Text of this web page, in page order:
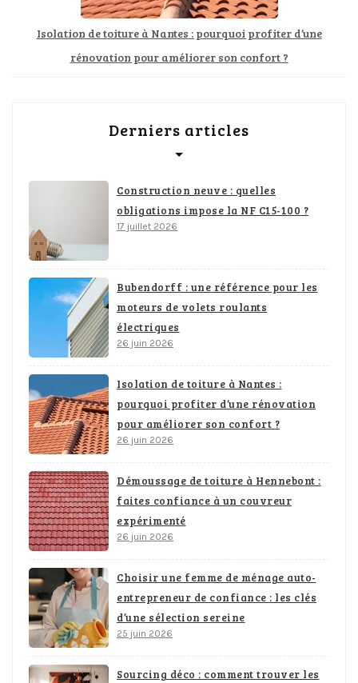
Isolation de toiture à Nantes : pourquoi profiter d’une
rénovation pour améliorer son confort ?
Derniers articles
Construction neuve : quelles
obligations impose la NF C15-100 ?
17 juillet 2026
Bubendorff : une référence pour les
moteurs de volets roulants
électriques
26 juin 2026
Isolation de toiture à Nantes :
pourquoi profiter d’une rénovation
pour améliorer son confort ?
26 juin 2026
Démoussage de toiture à Hennebont :
faites confiance à un couvreur
expérimenté
26 juin 2026
Choisir une femme de ménage auto-
entrepreneur de confiance : les clés
d’une sélection sereine
25 juin 2026
Sourcing déco : comment trouver les